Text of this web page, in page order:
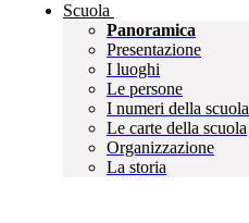
Scuola
Panoramica
Presentazione
I luoghi
Le persone
I numeri della scuola
Le carte della scuola
Organizzazione
La storia